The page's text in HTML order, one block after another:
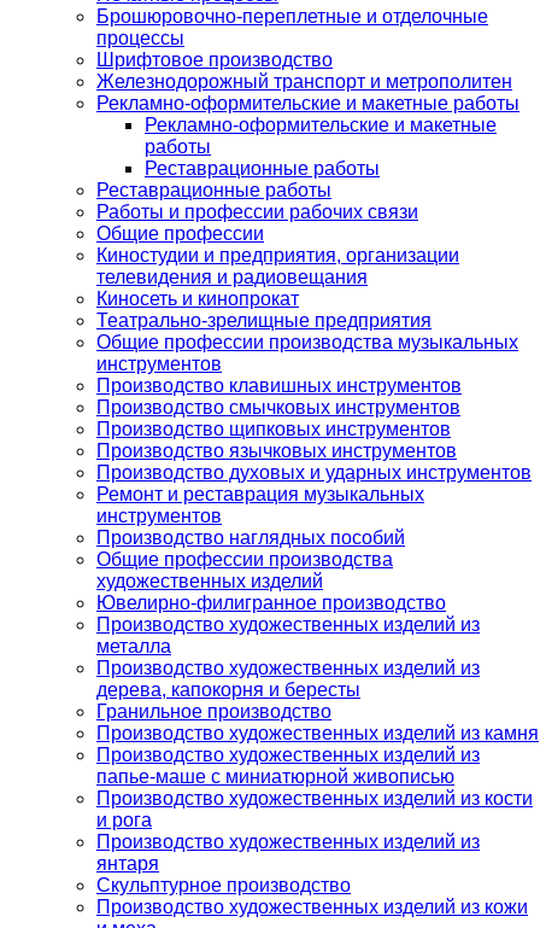
Брошюровочно-переплетные и отделочные
процессы
Шрифтовое производство
Железнодорожный транспорт и метрополитен
Рекламно-оформительские и макетные работы
Рекламно-оформительские и макетные
работы
Реставрационные работы
Реставрационные работы
Работы и профессии рабочих связи
Общие профессии
Киностудии и предприятия, организации
телевидения и радиовещания
Киносеть и кинопрокат
Театрально-зрелищные предприятия
Общие профессии производства музыкальных
инструментов
Производство клавишных инструментов
Производство смычковых инструментов
Производство щипковых инструментов
Производство язычковых инструментов
Производство духовых и ударных инструментов
Ремонт и реставрация музыкальных
инструментов
Производство наглядных пособий
Общие профессии производства
художественных изделий
Ювелирно-филигранное производство
Производство художественных изделий из
металла
Производство художественных изделий из
дерева, капокорня и бересты
Гранильное производство
Производство художественных изделий из камня
Производство художественных изделий из
папье-маше с миниатюрной живописью
Производство художественных изделий из кости
и рога
Производство художественных изделий из
янтаря
Скульптурное производство
Производство художественных изделий из кожи